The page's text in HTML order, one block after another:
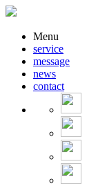
Menu
service
message
news
contact